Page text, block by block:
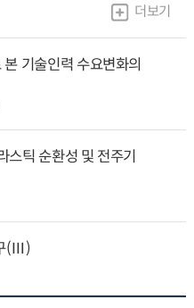
더보기
기술인력 수요변화의
틱 순환성 및 전주기
(Ⅲ)